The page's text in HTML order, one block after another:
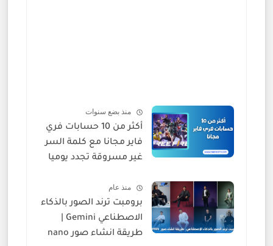
منذ بضع سنوات
أكثر من 10 حسابات فري
فاير مجانا مع كلمة السر
غير مسروقة تجدد يوميا
منذ عام
برومبت ترند الصور بالذكاء
طريقة انشاء صور nano